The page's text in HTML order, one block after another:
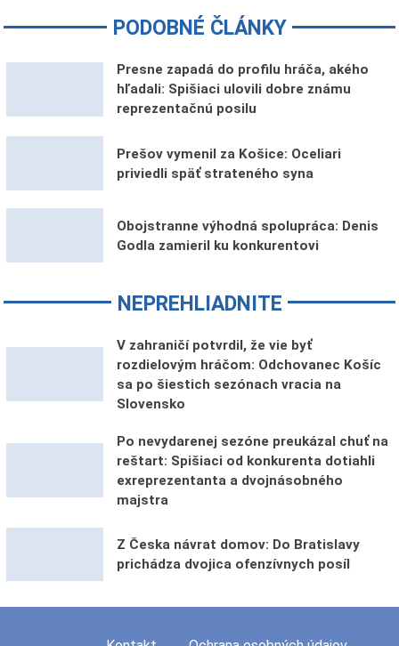
PODOBNÉ ČLÁNKY
Presne zapadá do profilu hráča, akého
hľadali: Spišiaci ulovili dobre známu
reprezentačnú posilu
Prešov vymenil za Košice: Oceliari
priviedli späť strateného syna
Obojstranne výhodná spolupráca: Denis
Godla zamieril ku konkurentovi
NEPREHLIADNITE
V zahraničí potvrdil, že vie byť
rozdielovým hráčom: Odchovanec Košíc
sa po šiestich sezónach vracia na
Slovensko
Po nevydarenej sezóne preukázal chuť na
reštart: Spišiaci od konkurenta dotiahli
exreprezentanta a dvojnásobného
majstra
Z Česka návrat domov: Do Bratislavy
prichádza dvojica ofenzívnych posíl